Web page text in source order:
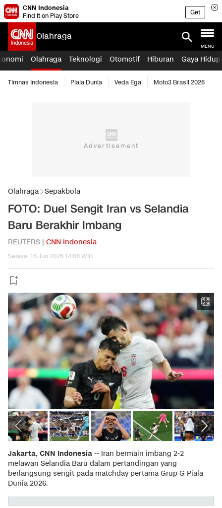
CNN Indonesia
Find it on Play Store
Get
Olahraga
MENU
Olahraga Teknologi Otomotif Hiburan Gaya Hidup
Timnas Indonesia Piala Dunia Veda Ega Moto3 Brasil 2026
Olahraga Sepakbola
FOTO: Duel Sengit Iran vs Selandia
Baru Berakhir Imbang
REUTERS | CNN Indonesia
Selasa, 16 Jun 2026 14:06 WIB
Jakarta, CNN Indonesia -- Iran bermain imbang 2-2
melawan Selandia Baru dalam pertandingan yang
berlangsung sengit pada matchday pertama Grup G Piala
Dunia 2026.